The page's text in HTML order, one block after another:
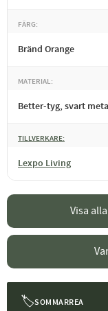
FÄRG
Bränd Orange
MATERIAL
Better-tyg, svart
TILLVERKARE
Lexpo Living
Visa
🏷SOMMARREA